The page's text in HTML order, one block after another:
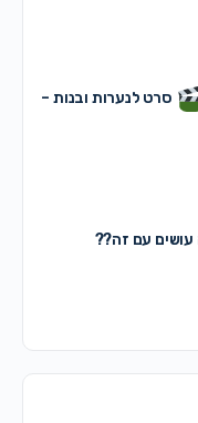
סרט לנערות ובנות –
עם זה??